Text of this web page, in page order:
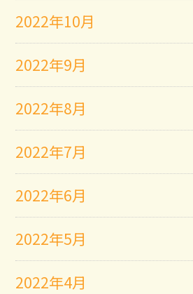
2022年10月
2022年9月
2022年8月
2022年7月
2022年6月
2022年5月
2022年4月